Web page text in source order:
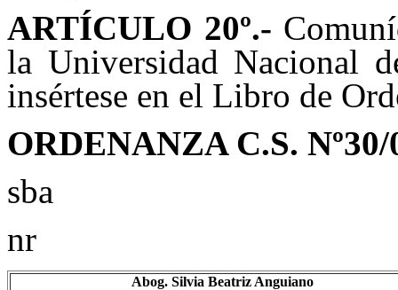
ARTÍCULO 20º.-
la Universidad Nacional
insértese en el Libro de
ORDENANZA C.S. Nº30/
sba
nr
Abog. Silvia Beatriz Anguiano